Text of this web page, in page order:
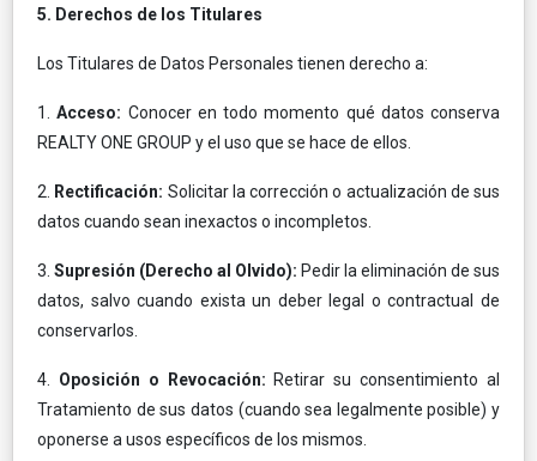
5. Derechos de los Titulares
Los Titulares de Datos Personales tienen derecho a:
1.Acceso: Conocer en todo momento qué datos conserva
REALTY ONE GROUP y el uso que se hace de ellos.
2. Rectificación: Solicitar la corrección o actualización de sus
datos cuando sean inexactos o incompletos.
3. Supresión (Derecho al Olvido): Pedir la eliminación de sus
datos, salvo cuando exista un deber legal o contractual de
conservarlos.
4. Oposición o Revocación: Retirar su consentimiento al
Tratamiento de sus datos (cuando sea legalmente posible) y
oponerse a usos específicos de los mismos.